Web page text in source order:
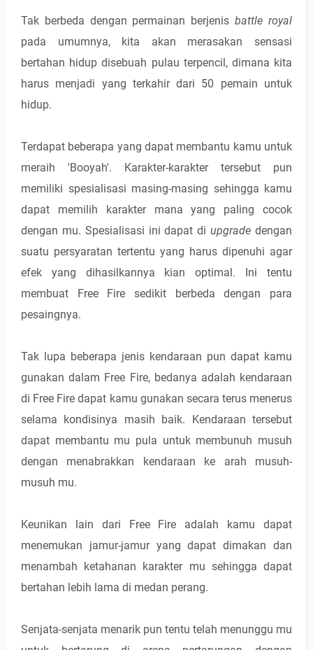
Tak berbeda dengan permainan berjenisbattle royal
pada umumnya, kita akan merasakan sensasi
bertahan hidup disebuah pulau terpencil, dimana kita
harus menjadi yang terkahir dari 50 pemain untuk
hidup.
Terdapat beberapa yang dapat membantu kamu untuk
meraih 'Booyah'. Karakter-karakter tersebut pun
memiliki spesialisasi masing-masing sehingga kamu
dapat memilih karakter mana yang paling cocok
dengan mu. Spesialisasi ini dapat di upgradedengan
suatu persyaratan tertentu yang harus dipenuhi agar
efek yang dihasilkannya kian optimal. Ini tentu
membuat Free Fire sedikit berbeda dengan para
pesaingnya.
Tak lupa beberapa jenis kendaraan pun dapat kamu
gunakan dalam Free Fire, bedanya adalah kendaraan
di Free Fire dapat kamu gunakan secara terus menerus
selama kondisinya masih baik. Kendaraan tersebut
dapat membantu mu pula untuk membunuh musuh
dengan menabrakkan kendaraan ke arah musuh-
musuh mu.
Keunikan lain dari Free Fire adalah kamu dapat
menemukan jamur-jamur yang dapat dimakan dan
menambah ketahanan karakter mu sehingga dapat
bertahan lebih lama di medan perang.
Senjata-senjata menarik pun tentu telah menunggu mu